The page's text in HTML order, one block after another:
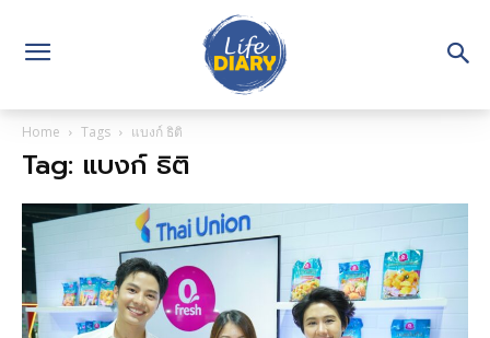
Home Tags แบงก์ ธิติ
Tag: แบงก์ ธิติ